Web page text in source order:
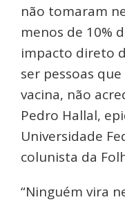
não tomaram
menos de 10%
impacto direto
ser pessoas
vacina, não
Pedro Hallal,
Universidade
colunista da
“Ninguém vira